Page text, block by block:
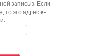
записью. Если
то это адрес e-